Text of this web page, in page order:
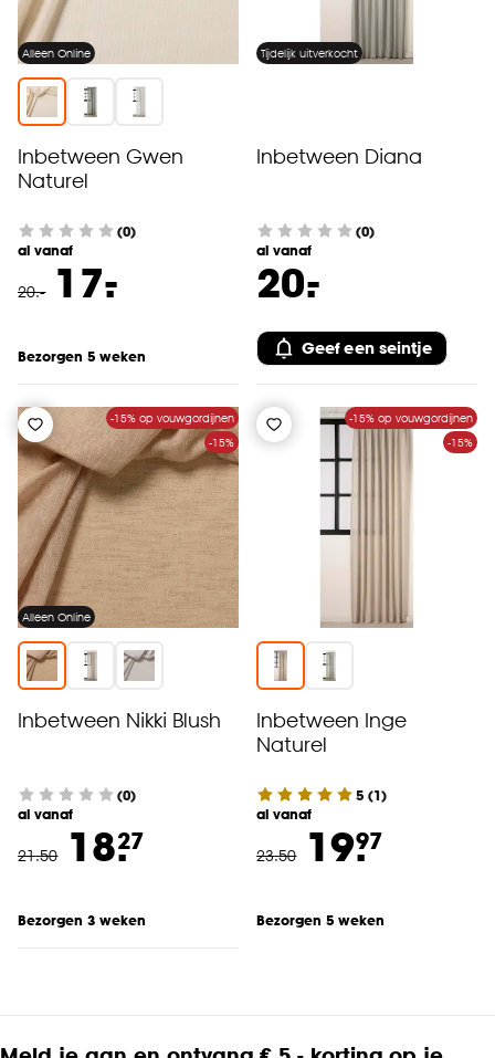
Alleen Online
Inbetween Gwen
Naturel
(0)
al vanaf
20.- 17.
-
Bezorgen 5 weken
Tijdelijk uitverkocht
Inbetween Diana
(0)
al vanaf
20.
-
Geef een seintje
-15% op vouwgordijnen
-15%
Alleen Online
Inbetween Nikki Blush
(0)
al vanaf
21.50 18.27
Bezorgen 3 weken
-15% op vouwgordijnen
-15%
Inbetween Inge
Naturel
5 (1)
al vanaf
23.50 19.97
Bezorgen 5 weken